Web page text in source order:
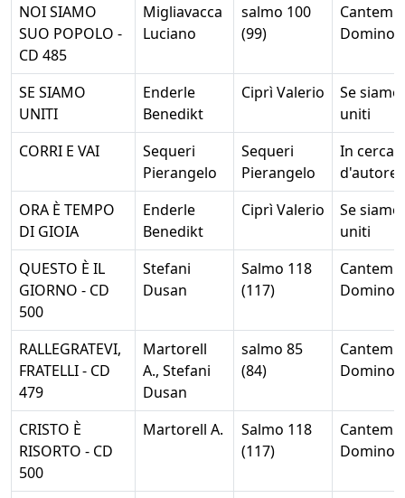
NOI SIAMO
SUO POPOLO -
CD 485
Migliavacca
Luciano
salmo 100
(99)
Domino
SE SIAMO
UNITI
Enderle
Benedikt
Ciprì Valerio
Se siamo
uniti
CORRI E VAI
Sequeri
Pierangelo
Sequeri
Pierangelo
In cerca
d'autore
ORA È TEMPO
DI GIOIA
Enderle
Benedikt
Ciprì Valerio
Se siamo
uniti
QUESTO È IL
GIORNO - CD
500
Stefani
Dusan
Salmo 118
(117)
Domino
RALLEGRATEVI,
FRATELLI - CD
479
Martorell
A., Stefani
Dusan
salmo 85
(84)
Domino
CRISTO È
RISORTO - CD
500
Martorell A.
Salmo 118
(117)
Domino